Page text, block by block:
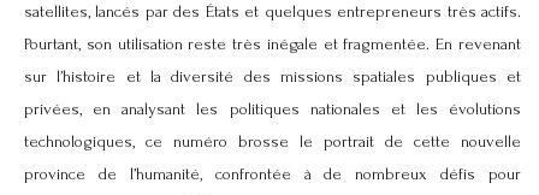
satellites, lancés par des États et quelques entrepreneurs très actifs.
Pourtant, son utilisation reste très inégale et fragmentée. En revenant
sur l’histoire et la diversité des missions spatiales publiques et
privées, en analysant les politiques nationales et les évolutions
technologiques, ce numéro brosse le portrait de cette nouvelle
province de l’humanité, confrontée à de nombreux défis pour